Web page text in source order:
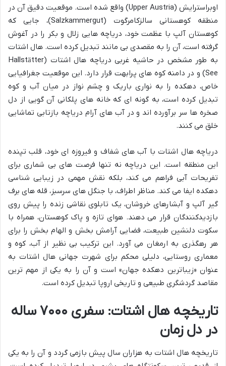
اوبراسترایش (Upper Austria) واقع شده است. موقعیت دقیق آن در
منطقه کوهستانی سالزکامرگوت (Salzkammergut)، جایی که
کوهستان آلپ با عظمت خود، دریاچه هایی زلال و بکر را در آغوش
گرفته است، آن را به مقصدی بی مانند تبدیل کرده است. هال اشتات
به طور مشخص در حاشیه غربی دریاچه هال اشتات (Hallstätter
See) و در دامنه کوه های پرابهت قرار دارد. این موقعیت جغرافیایی
خاص، دهکده را به نواری باریک و چشم نواز در میان آب و کوه
تبدیل کرده است، به گونه ای که خانه های پلکانی آن گویی از دل
صخره ها سر برآورده اند و در آب های آرام دریاچه بازتابی تماشایی
خلق می کنند.
دریاچه هال اشتات با آب های شفاف و فیروزه ای خود، قلب تپنده
این منطقه است. این دریاچه نه تنها فرصت های بی شماری برای
تفریحات آبی فراهم می کند، بلکه نقش مهمی در زیبایی شناسی
دهکده ایفا می کند. مناظر اطراف، با جنگل های سرسبز، قله های برف
گیر آلپ و آبشارهای خروشان، یک تابلوی نقاشی زنده را پیش روی
بازدیدکنندگان قرار می دهند. هوای تازه و پاک کوهستان، همراه با
سکوت دلنشین طبیعت، فضایی آرامش بخش و الهام بخش را برای
هر رهگذری به ارمغان می آورد. این ترکیب بی نظیر از آب، کوه و
معماری روستایی، دلیلی محکم برای شهرت جهانی هال اشتات به
عنوان «زیباترین دهکده جهان» است و آن را به یکی از مهم ترین
مقاصد گردشگری طبیعی و تاریخی اروپا تبدیل کرده است.
تاریخچه هال اشتات: سفری ۷۰۰۰ ساله
در دل زمان
تاریخچه هال اشتات به هزاران سال پیش بازمی گردد و آن را به یکی